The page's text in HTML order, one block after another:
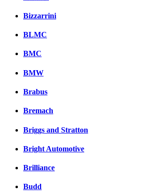
Bizzarrini
BLMC
BMC
BMW
Brabus
Bremach
Briggs and Stratton
Bright Automotive
Brilliance
Budd